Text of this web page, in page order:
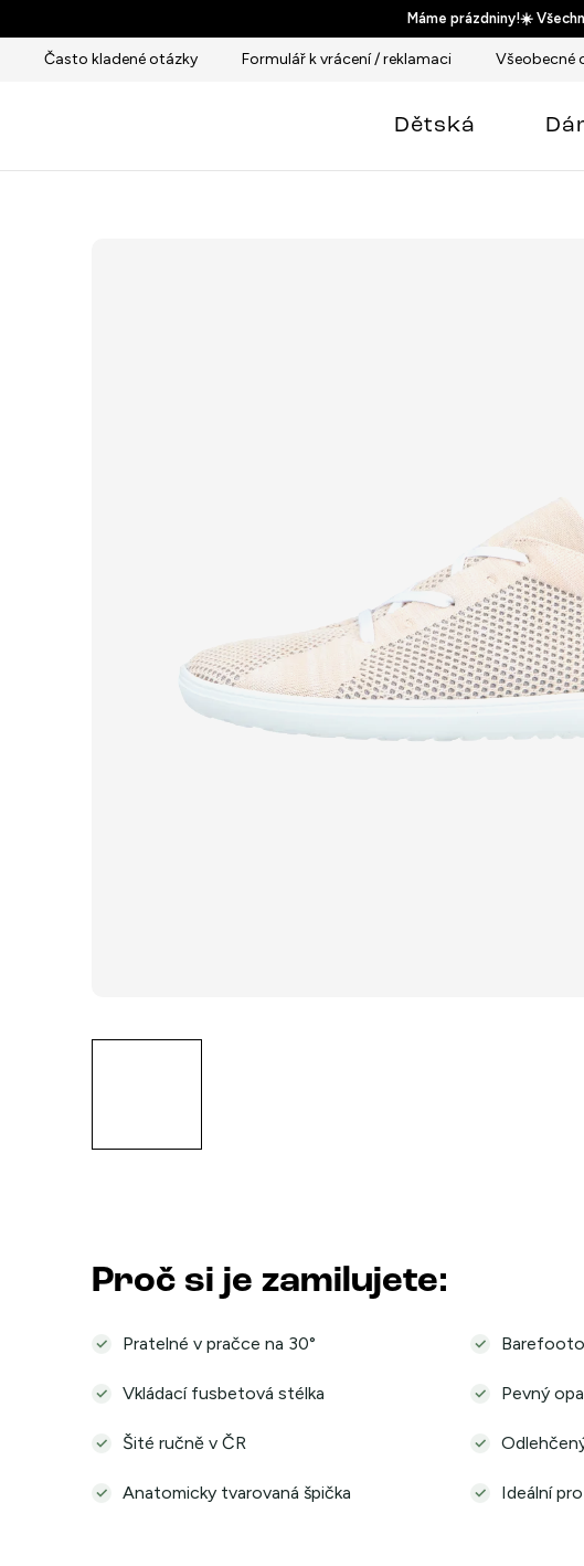
na
obsah
Máme prázdniny!☀️
Často kladené otázky Formulář k vrácení / reklamaci Všeobecné
Dětská
Proč si je zamilujete:
Pratelné v pračce na 30°
Vkládací fusbetová stélka Pevný
Šité ručně v ČR
Anatomicky tvarovaná špička Ideální